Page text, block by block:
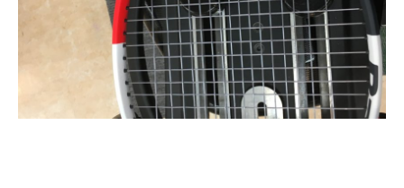
よくある質問
アクセス
お問い合わせ